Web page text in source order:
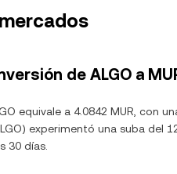
de ALGO a
equivale a 4.0842 MUR, con
experimentó una suba del
30 días.